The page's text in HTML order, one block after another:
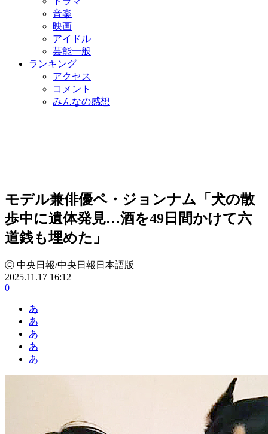
音楽
映画
アイドル
芸能一般
ランキング
アクセス
コメント
みんなの感想
モデル兼俳優ペ・ジョンナム「犬の散
歩中に遺体発見…酒を49日間かけて六
道銭も埋めた」
ⓒ 中央日報/中央日報日本語版
2025.11.17 16:12
0
あ
あ
あ
あ
あ